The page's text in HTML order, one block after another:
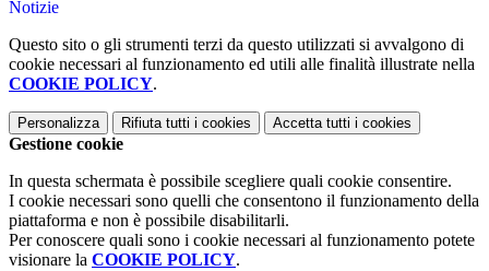
Notizie
Questo sito o gli strumenti terzi da questo utilizzati si avvalgono di
cookie necessari al funzionamento ed utili alle finalità illustrate nella
COOKIE POLICY.
Personalizza Rifiuta tutti i cookies Accetta tutti i cookies
Gestione cookie
In questa schermata è possibile scegliere quali cookie consentire.
I cookie necessari sono quelli che consentono il funzionamento della
piattaforma e non è possibile disabilitarli.
Per conoscere quali sono i cookie necessari al funzionamento potete
visionare la COOKIE POLICY.